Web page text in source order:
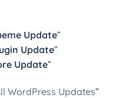
Update”
Update”
Update”
WordPress Updates”